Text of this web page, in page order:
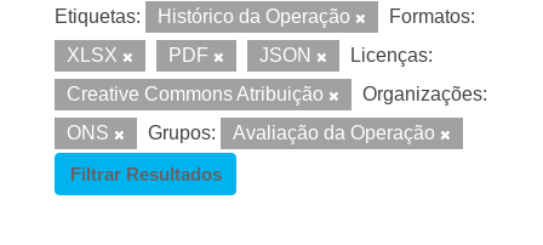
Etiquetas: Histórico da Operação
Formatos:
XLSX
PDF JSON
Licenças:
Creative Commons Atribuição
Organizações:
ONS
Grupos:
Avaliação da Operação
Filtrar Resultados